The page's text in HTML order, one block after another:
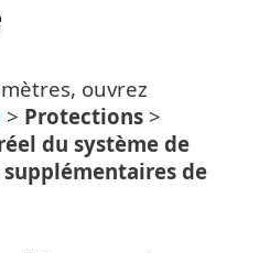
ouvrez
> Protections >
du système de
de